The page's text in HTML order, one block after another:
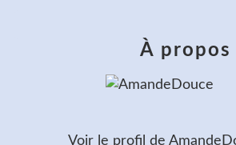
À propos
Voir le profil de